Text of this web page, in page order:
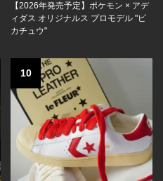
【2026年発売予定】ポケモン × アデ
ィダス オリジナルス プロモデル "ピ
カチュウ"
10